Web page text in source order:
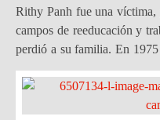
Rithy Panh fue una
campos de reeducación y
perdió a su familia. En 1975